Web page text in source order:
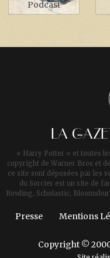
Podcast
LA
« Harry Potter » et toutes
copyright de Warner Bros et
ce site sont déposées par les
du Sorcier est un site de
Rowling, Scholastic,
Presse Mentions
Copyright ©